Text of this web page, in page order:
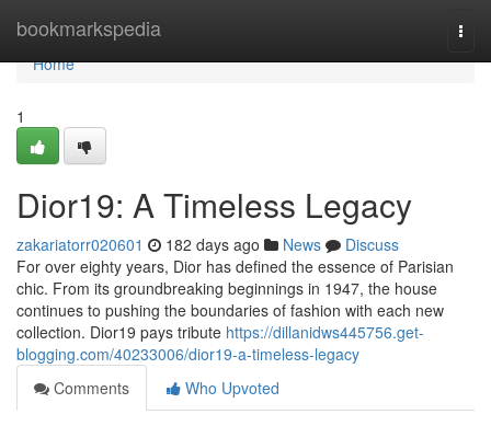
bookmarkspedia
Home
Home
1
Dior19: A Timeless Legacy
zakariatorr020601 182 days ago News
Discuss
For over eighty years, Dior has defined the essence of Parisian
chic. From its groundbreaking beginnings in 1947, the house
continues to pushing the boundaries of fashion with each new
collection. Dior19 pays tribute https://dillanidws445756.get-
blogging.com/40233006/dior19-a-timeless-legacy
Comments
Who Upvoted